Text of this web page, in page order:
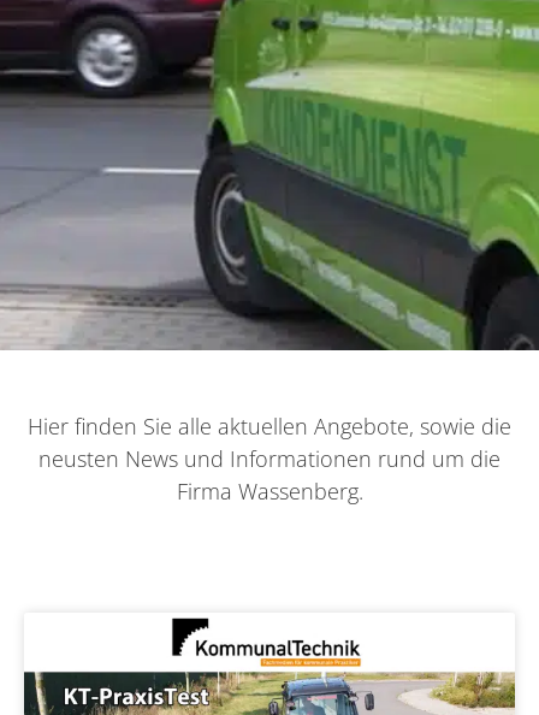
Hier finden Sie alle aktuellen Angebote, sowie die
neusten News und Informationen rund um die
Firma Wassenberg.